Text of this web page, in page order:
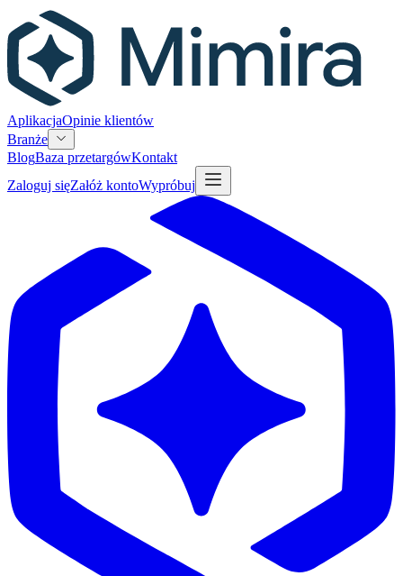
AplikacjaOpinie klientów
Branże
BlogBaza przetargówKontakt
Zaloguj sięZałóż kontoWypróbuj